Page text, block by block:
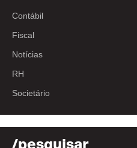
Contábil
Fiscal
Notícias
RH
Societário